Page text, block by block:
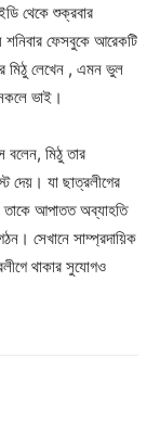
থেকে শুক্রবার
শনিবার ফেসবুকে আরেকটি
মিঠু লেখেন , এমন ভুল
ভাই।
বলেন, মিঠু তার
দেয়। যা ছাত্রলীগের
তাকে আপাতত অব্যাহতি
সেখানে সাম্প্রদায়িক
থাকার সুযোগও